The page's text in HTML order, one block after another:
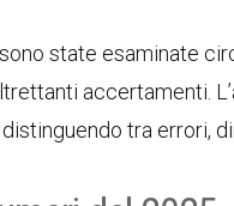
state esaminate
accertamenti.
tra errori,